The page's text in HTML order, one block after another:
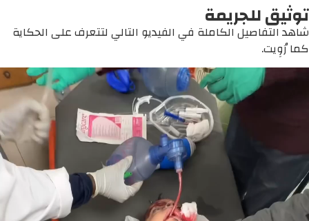
توثيق للجريمة
شاهد التفاصيل الكاملة في الفيديو التالي لتتعرف على الحكاية
كما رُوِيت.